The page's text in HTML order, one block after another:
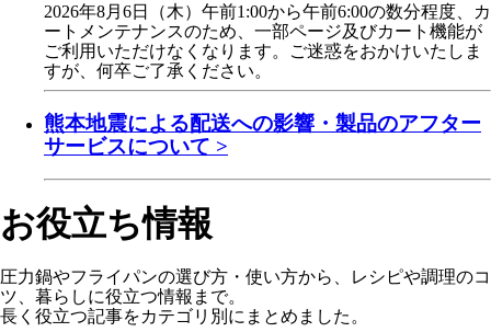
2026年8月6日（木）午前1:00から午前6:00の数分程度、カ
ートメンテナンスのため、一部ページ及びカート機能が
ご利用いただけなくなります。ご迷惑をおかけいたしま
すが、何卒ご了承ください。
熊本地震による配送への影響・製品のアフター
サービスについて >
お役立ち情報
圧力鍋やフライパンの選び方・使い方から、レシピや調理のコ
ツ、暮らしに役立つ情報まで。
長く役立つ記事をカテゴリ別にまとめました。